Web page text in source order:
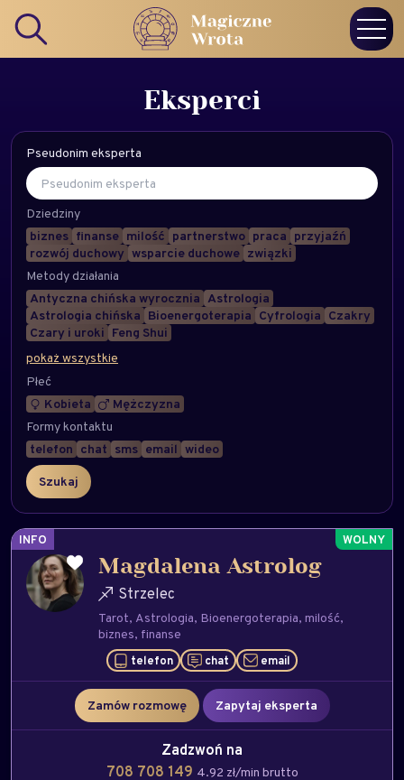
Eksperci
Pseudonim eksperta
Dziedziny
biznes finanse milość partnerstwo praca przyjaźń
rozwój duchowy wsparcie duchowe związki
Metody działania
Antyczna chińska wyrocznia Astrologia
Astrologia chińska Bioenergoterapia Cyfrologia Czakry
Czary i uroki Feng Shui
pokaż wszystkie
Płeć
Kobieta
Mężczyzna
Formy kontaktu
telefon chat sms email wideo
INFO
Magdalena Astrolog
Strzelec
Tarot Astrologia Bioenergoterapia milość
biznes finanse
telefon chat email
Zamów rozmowę Zapytaj eksperta
Zadzwoń na
708 708 149 4.92 zł/min brutto